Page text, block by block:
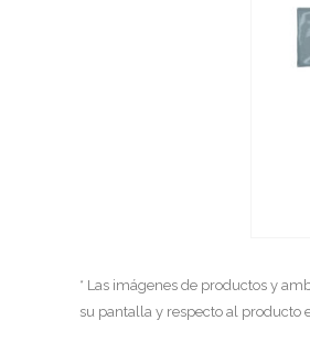
* Las imágenes de productos y
su pantalla y respecto al producto